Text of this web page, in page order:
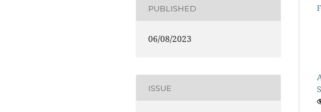
PUBLISHED
06/08/2023
ISSUE